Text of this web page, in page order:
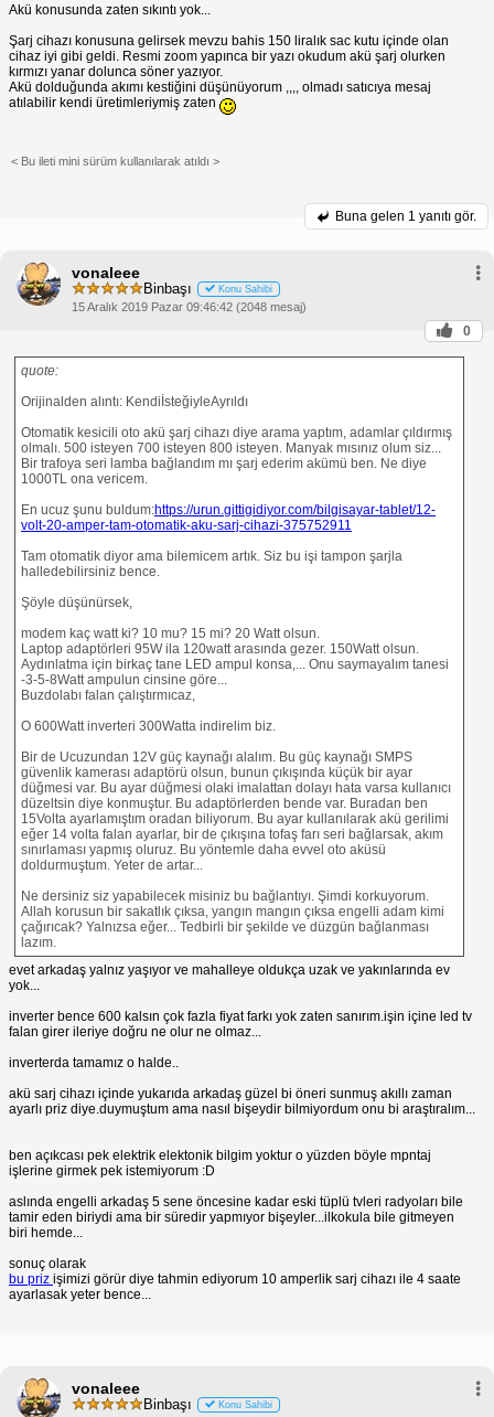
Akü konusunda zaten sıkıntı yok...
Şarj cihazı konusuna gelirsek mevzu bahis 150 liralık sac kutu içinde olan
cihaz iyi gibi geldi. Resmi zoom yapınca bir yazı okudum akü şarj olurken
kırmızı yanar dolunca söner yazıyor.
Akü dolduğunda akımı kestiğini düşünüyorum ,,,, olmadı satıcıya mesaj
atılabilir kendi üretimleriymiş zaten
< Bu ileti mini sürüm kullanılarak atıldı >
Buna gelen 1 yanıtı gör.
vonaleee
Binbaşı Konu Sahibi
15 Aralık 2019 Pazar 09:46:42 (2048 mesaj)
0
quote:
Orijinalden alıntı: KendiİsteğiyleAyrıldı
Otomatik kesicili oto akü şarj cihazı diye arama yaptım, adamlar çıldırmış
olmalı. 500 isteyen 700 isteyen 800 isteyen. Manyak mısınız olum siz...
Bir trafoya seri lamba bağlandım mı şarj ederim akümü ben. Ne diye
1000TL ona vericem.
En ucuz şunu buldum:https://urun.gittigidiyor.com/bilgisayar-tablet/12-
volt-20-amper-tam-otomatik-aku-sarj-cihazi-375752911
Tam otomatik diyor ama bilemicem artık. Siz bu işi tampon şarjla
halledebilirsiniz bence.
Şöyle düşünürsek,
modem kaç watt ki? 10 mu? 15 mi? 20 Watt olsun.
Laptop adaptörleri 95W ila 120watt arasında gezer. 150Watt olsun.
Aydınlatma için birkaç tane LED ampul konsa,... Onu saymayalım tanesi
-3-5-8Watt ampulun cinsine göre...
Buzdolabı falan çalıştırmıcaz,
O 600Watt inverteri 300Watta indirelim biz.
Bir de Ucuzundan 12V güç kaynağı alalım. Bu güç kaynağı SMPS
güvenlik kamerası adaptörü olsun, bunun çıkışında küçük bir ayar
düğmesi var. Bu ayar düğmesi olaki imalattan dolayı hata varsa kullanıcı
düzeltsin diye konmuştur. Bu adaptörlerden bende var. Buradan ben
15Volta ayarlamıştım oradan biliyorum. Bu ayar kullanılarak akü gerilimi
eğer 14 volta falan ayarlar, bir de çıkışına tofaş farı seri bağlarsak, akım
sınırlaması yapmış oluruz. Bu yöntemle daha evvel oto aküsü
doldurmuştum. Yeter de artar...
Ne dersiniz siz yapabilecek misiniz bu bağlantıyı. Şimdi korkuyorum.
Allah korusun bir sakatlık çıksa, yangın mangın çıksa engelli adam kimi
çağırıcak? Yalnızsa eğer... Tedbirli bir şekilde ve düzgün bağlanması
lazım.
evet arkadaş yalnız yaşıyor ve mahalleye oldukça uzak ve yakınlarında ev
yok...
inverter bence 600 kalsın çok fazla fiyat farkı yok zaten sanırım.işin içine led tv
falan girer ileriye doğru ne olur ne olmaz...
inverterda tamamız o halde..
akü sarj cihazı içinde yukarıda arkadaş güzel bi öneri sunmuş akıllı zaman
ayarlı priz diye.duymuştum ama nasıl bişeydir bilmiyordum onu bi araştıralım...
ben açıkcası pek elektrik elektonik bilgim yoktur o yüzden böyle mpntaj
işlerine girmek pek istemiyorum :D
aslında engelli arkadaş 5 sene öncesine kadar eski tüplü tvleri radyoları bile
tamir eden biriydi ama bir süredir yapmıyor bişeyler...ilkokula bile gitmeyen
biri hemde...
sonuç olarak
bu priz işimizi görür diye tahmin ediyorum 10 amperlik sarj cihazı ile 4 saate
ayarlasak yeter bence...
vonaleee
Binbaşı Konu Sahibi